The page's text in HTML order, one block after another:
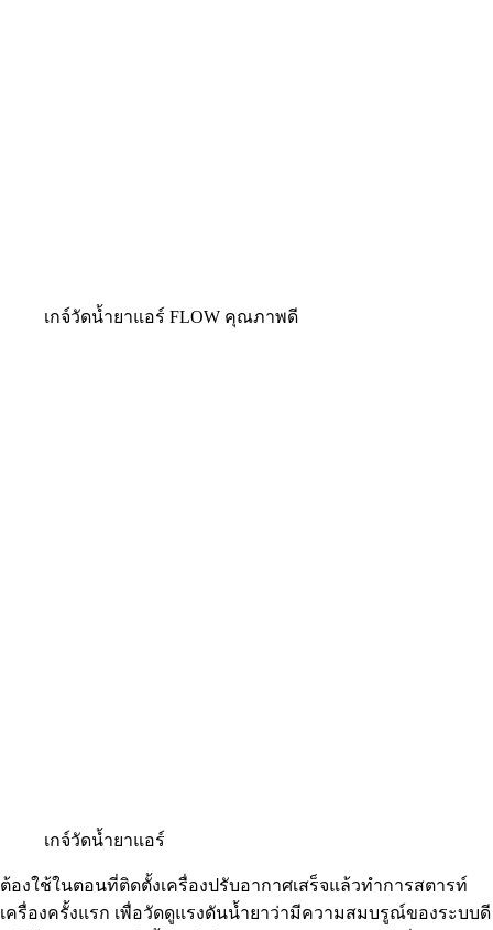
เกจ์วัดน้ำยาแอร์ FLOW คุณภาพดี
เกจ์วัดน้ำยาแอร์​
ต้องใช้ในตอนที่ติดตั้งเครื่องปรับอากาศเสร็จแล้วทำการสตารท์
เครื่องครั้งแรก เพื่อวัดดูแรงดันน้ำยาว่ามีความสมบรูณ์ของระบบดี